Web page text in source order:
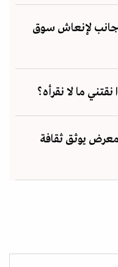
لإنعاش سوق
نقتني ما لا نقرأه؟
يوثق ثقافة